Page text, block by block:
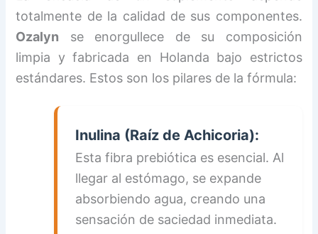
totalmente de la calidad de sus componentes.
Ozalyn se enorgullece de su composición
limpia y fabricada en Holanda bajo estrictos
estándares. Estos son los pilares de la fórmula:
Inulina (Raíz de Achicoria):
Esta fibra prebiótica es esencial. Al
llegar al estómago, se expande
absorbiendo agua, creando una
sensación de saciedad inmediata.